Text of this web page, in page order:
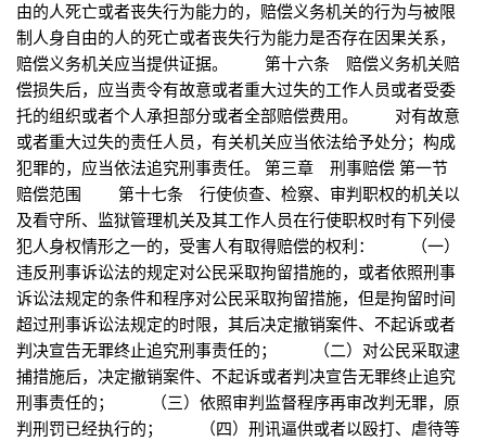
由的人死亡或者丧失行为能力的，赔偿义务机关的行为与被限
制人身自由的人的死亡或者丧失行为能力是否存在因果关系，
赔偿义务机关应当提供证据。 第十六条 赔偿义务机关赔
偿损失后，应当责令有故意或者重大过失的工作人员或者受委
托的组织或者个人承担部分或者全部赔偿费用。 对有故意
或者重大过失的责任人员，有关机关应当依法给予处分；构成
犯罪的，应当依法追究刑事责任。 第三章 刑事赔偿 第一节
赔偿范围 第十七条 行使侦查、检察、审判职权的机关以
及看守所、监狱管理机关及其工作人员在行使职权时有下列侵
犯人身权情形之一的，受害人有取得赔偿的权利： （一）
违反刑事诉讼法的规定对公民采取拘留措施的，或者依照刑事
诉讼法规定的条件和程序对公民采取拘留措施，但是拘留时间
超过刑事诉讼法规定的时限，其后决定撤销案件、不起诉或者
判决宣告无罪终止追究刑事责任的； （二）对公民采取逮
捕措施后，决定撤销案件、不起诉或者判决宣告无罪终止追究
刑事责任的； （三）依照审判监督程序再审改判无罪，原
判刑罚已经执行的； （四）刑讯逼供或者以殴打、虐待等